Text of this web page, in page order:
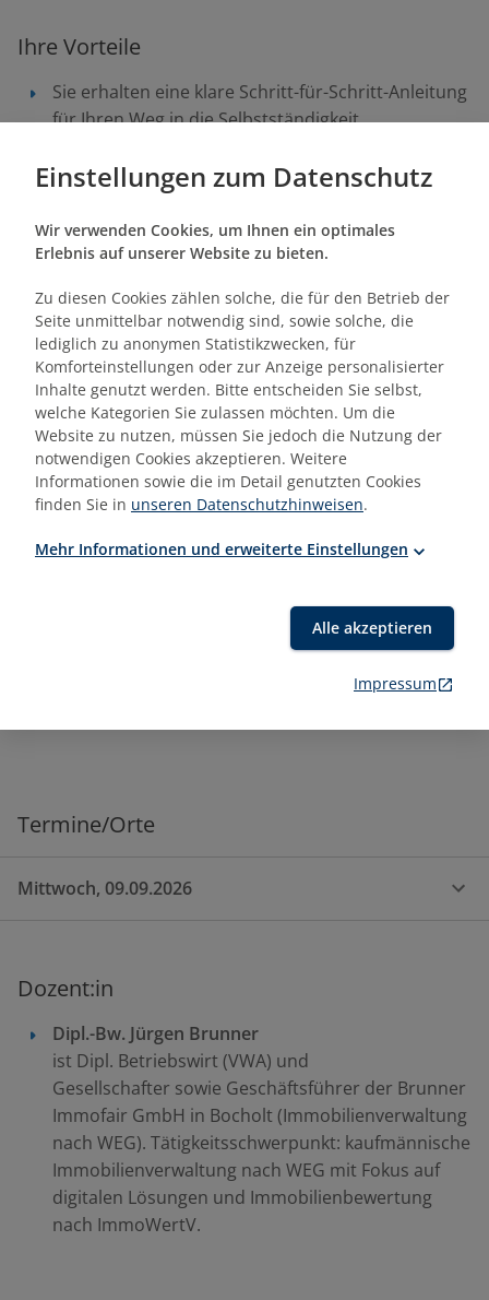
Ihre Vorteile
Sie erhalten eine klare Schritt-für-Schritt-Anleitung
für Ihren Weg in die Selbstständigkeit.
praxisnahe Beispiele und Gründungstipps.
Sie gewinnen Einblicke in Netzwerke,
Partnerschaften und Ressourcen, die Sie von
Anfang an stärken.
Zielgruppe
Existenzgründer:in mit dem Ziel, eine
selbstständige Miet- oder WEG-Verwaltung
aufzubauen
Quereinsteiger:in aus angrenzenden Berufen wie
Makler, Handwerk, Buchhaltung
Mitarbeiter:in in Verwaltungen, die sich
selbstständig machen möchten
Termine/Orte
Mittwoch, 09.09.2026
Dozent:in
Dipl.-Bw. Jürgen Brunner
ist Dipl. Betriebswirt (VWA) und
Gesellschafter sowie Geschäftsführer der Brunner
Immofair GmbH in Bocholt (Immobilienverwaltung
nach WEG). Tätigkeitsschwerpunkt: kaufmännische
Immobilienverwaltung nach WEG mit Fokus auf
digitalen Lösungen und Immobilienbewertung
nach ImmoWertV.
Einstellungen zum Datenschutz
Wir verwenden Cookies, um Ihnen ein optimales
Erlebnis auf unserer Website zu bieten.
Zu diesen Cookies zählen solche, die für den Betrieb der
Seite unmittelbar notwendig sind, sowie solche, die
lediglich zu anonymen Statistikzwecken, für
Komforteinstellungen oder zur Anzeige personalisierter
Inhalte genutzt werden. Bitte entscheiden Sie selbst,
welche Kategorien Sie zulassen möchten. Um die
Website zu nutzen, müssen Sie jedoch die Nutzung der
notwendigen Cookies akzeptieren. Weitere
Informationen sowie die im Detail genutzten Cookies
finden Sie in unseren Datenschutzhinweisen.
Mehr Informationen und erweiterte Einstellungen
Alle akzeptieren
Impressum